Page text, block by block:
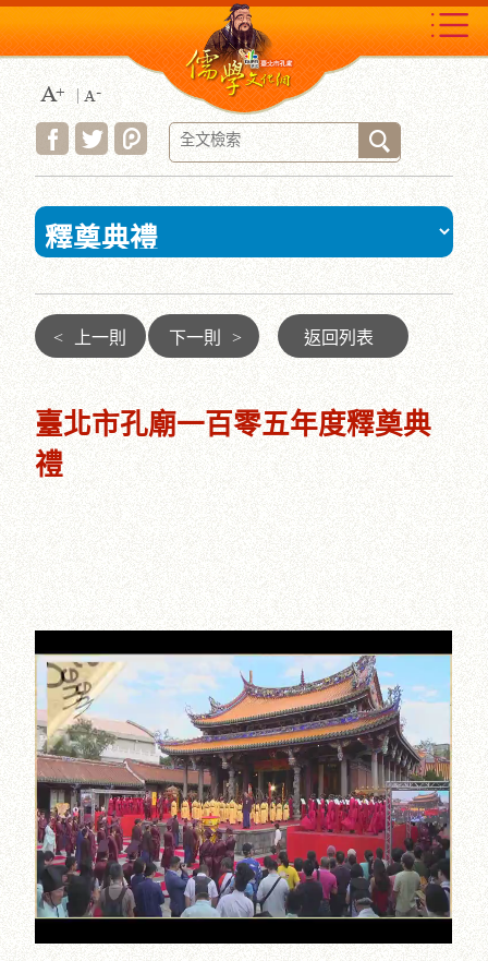
到
主
要
內
容
區
塊
:::
< 上一則 下一則 > 返回列表
臺北市孔廟一百零五年度釋奠典
禮